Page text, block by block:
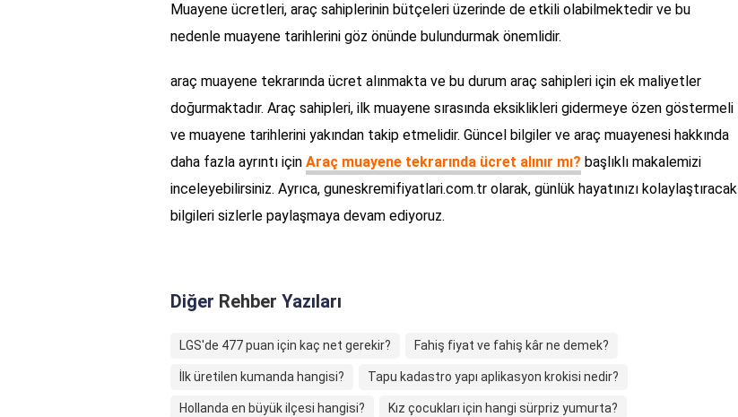
Muayene ücretleri, araç sahiplerinin bütçeleri üzerinde de etkili olabilmektedir ve bu
nedenle muayene tarihlerini göz önünde bulundurmak önemlidir.
araç muayene tekrarında ücret alınmakta ve bu durum araç sahipleri için ek maliyetler
doğurmaktadır. Araç sahipleri, ilk muayene sırasında eksiklikleri gidermeye özen göstermeli
ve muayene tarihlerini yakından takip etmelidir. Güncel bilgiler ve araç muayenesi hakkında
daha fazla ayrıntı için Araç muayene tekrarında ücret alınır mı? başlıklı makalemizi
inceleyebilirsiniz. Ayrıca, guneskremifiyatlari.com.tr olarak, günlük hayatınızı kolaylaştıracak
bilgileri sizlerle paylaşmaya devam ediyoruz.
Diğer Rehber Yazıları
LGS'de 477 puan için kaç net gerekir? Fahiş fiyat ve fahiş kâr ne demek?
İlk üretilen kumanda hangisi? Tapu kadastro yapı aplikasyon krokisi nedir?
Hollanda en büyük ilçesi hangisi? Kız çocukları için hangi sürpriz yumurta?